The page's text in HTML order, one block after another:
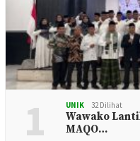
1 UNIK 32 Dilihat
Wawako
MAQO…